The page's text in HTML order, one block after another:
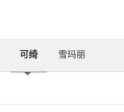
可绮 雪玛丽